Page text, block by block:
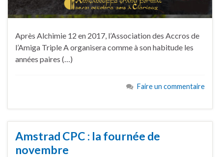
Après Alchimie 12 en 2017, l’Association des Accros de
l’Amiga Triple A organisera comme à son habitude les
années paires (…)
Faire un commentaire
Amstrad CPC : la fournée de
novembre